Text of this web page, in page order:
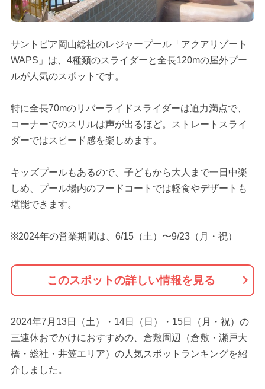
サントピア岡山総社のレジャープール「アクアリゾート
WAPS」は、4種類のスライダーと全長120mの屋外プー
ルが人気のスポットです。
特に全長70mのリバーライドスライダーは迫力満点で、
コーナーでのスリルは声が出るほど。ストレートスライ
ダーではスピード感を楽しめます。
キッズプールもあるので、子どもから大人まで一日中楽
しめ、プール場内のフードコートでは軽食やデザートも
堪能できます。
※2024年の営業期間は、6/15（土）〜9/23（月・祝）
このスポットの詳しい情報を見る
2024年7月13日（土）・14日（日）・15日（月・祝）の
三連休おでかけにおすすめの、倉敷周辺（倉敷・瀬戸大
橋・総社・井笠エリア）の人気スポットランキングを紹
介しました。